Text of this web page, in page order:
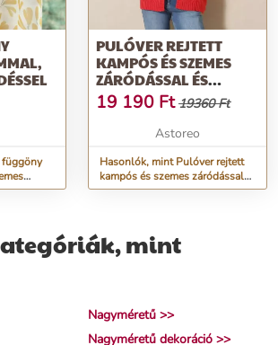
függöny
PULÓVER REJTETT
KAMPÓS ÉS SZEMES
ZÁRÓDÁSSAL ÉS
FONOTT MINTÁVAL
19 190 Ft 19360 Ft
Astoreo
Hasonlók, mint Pulóver rejtett
kampós és szemes záródással
és fonott mintával
mint
Nagyméretű >>
Nagyméretű dekoráció >>